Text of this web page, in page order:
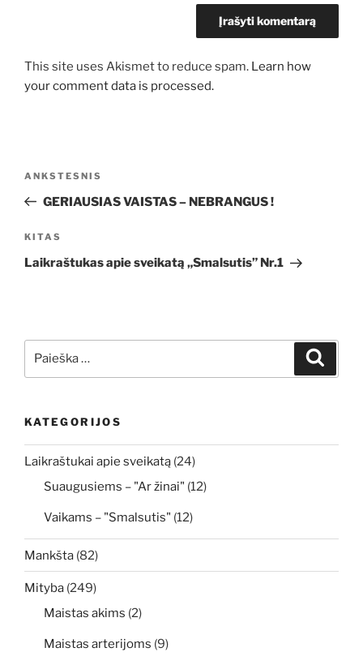
This site uses Akismet to reduce spam. Learn how
your comment data is processed.
įrašų
Ankstesnis
įrašas
ANKSTESNIS
GERIAUSIAS VAISTAS – NEBRANGUS !
Kitas
įrašas
KITAS
Laikraštukas apie sveikatą „Smalsutis” Nr.1
KATEGORIJOS
Laikraštukai apie sveikatą (24)
Suaugusiems – "Ar žinai" (12)
Vaikams – "Smalsutis" (12)
Mankšta (82)
Mityba (249)
Maistas akims (2)
Maistas arterijoms (9)